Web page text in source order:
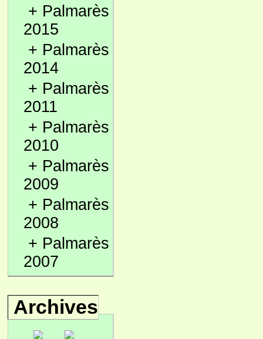
+ Palmarès
2015
+ Palmarès
2014
+ Palmarès
2011
+ Palmarès
2010
+ Palmarès
2009
+ Palmarès
2008
+ Palmarès
2007
Archives